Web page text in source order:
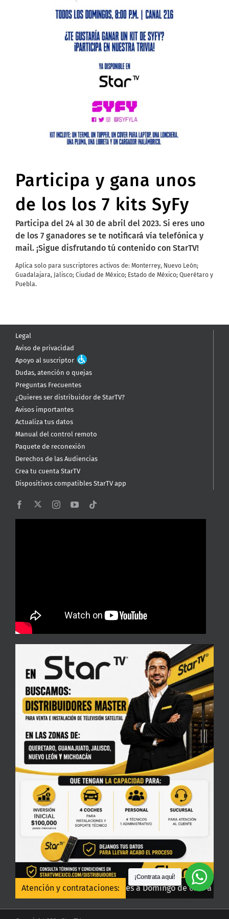
Participa y gana unos
de los los 7 kits SyFy
Participa del 24 al 30 de abril del 2023. Si eres uno
de los 7 ganadores se te notificará vía telefónica y
mail. ¡Sigue disfrutando tú contenido con StarTV!
Aplica solo para suscriptores activos de: Monterrey, Nuevo León;
Guadalajara, Jalisco; Ciudad de México; Estado de México; Querétaro y
Puebla.
Legal
Aviso de privacidad
Apoyo al suscriptor
Dudas, atención o quejas
Preguntas Frecuentes
¿Quieres ser distribuidor de StarTV?
Avisos importantes
Actualiza tus datos
Manual del control remoto
Paquete de reconexión
Derechos de las Audiencias
Crea tu cuenta StarTV
Dispositivos compatibles StarTV app
Atención y contrataciones:
• 800 700 7827 Lunes a Domingo de 6:00 a
¡Contrata aquí!